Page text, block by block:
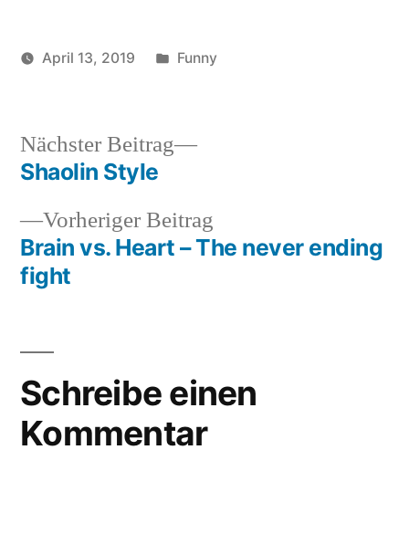
April 13, 2019
Veröffentlicht
Funny
Beitragsnavigation
Vorheriger Beitrag
Beitrag:
Brain vs. Heart – The never ending
fight
Nächster Beitrag
Nächster
Shaolin Style
Schreibe einen
Kommentar